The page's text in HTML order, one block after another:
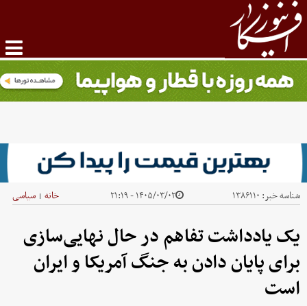
شناسه خبر: ۱۳۸۶۱۱۰ ۱۴۰۵/۰۳/۰۲ - ۲۱:۱۹ خانه | سیاسی
یک یادداشت تفاهم در حال نهایی‌سازی
برای پایان دادن به جنگ آمریکا و ایران
است